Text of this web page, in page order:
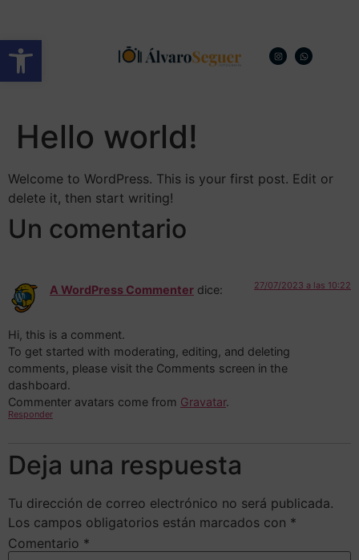
Abrir barra de herramientas
Hello world!
Welcome to WordPress. This is your first post. Edit or
delete it, then start writing!
Un comentario
A WordPress Commenter dice: 27/07/2023 a las 10:22
Hi, this is a comment.
To get started with moderating, editing, and deleting
comments, please visit the Comments screen in the
dashboard.
Commenter avatars come from Gravatar.
Responder
Deja una respuesta
Tu dirección de correo electrónico no será publicada.
Los campos obligatorios están marcados con *
Comentario *